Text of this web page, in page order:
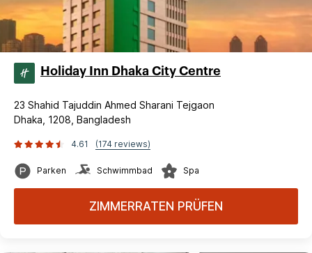
Holiday Inn Dhaka City Centre
23 Shahid Tajuddin Ahmed Sharani Tejgaon
Dhaka, 1208, Bangladesh
4.61 (174 reviews)
Parken Schwimmbad Spa
ZIMMERRATEN PRÜFEN